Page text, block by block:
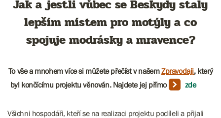
Jak a jestli vůbec se Beskydy staly
lepším místem pro motýly a co
spojuje modrásky a mravence?
To vše a mnohem více si můžete přečíst v našemZpravodaji, který
byl končícímu projektu věnován. Najdete jej přímo
zde
Všichni hospodáři, kteří se na realizaci projektu podíleli a přijali